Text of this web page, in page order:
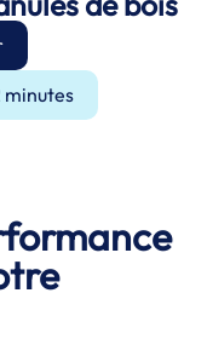
minutes